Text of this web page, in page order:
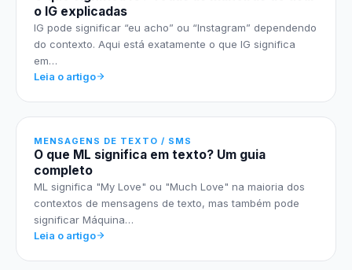
o IG explicadas
IG pode significar “eu acho” ou “Instagram” dependendo
do contexto. Aqui está exatamente o que IG significa
em…
Leia o artigo
MENSAGENS DE TEXTO / SMS
O que ML significa em texto? Um guia
completo
ML significa "My Love" ou "Much Love" na maioria dos
contextos de mensagens de texto, mas também pode
significar Máquina…
Leia o artigo